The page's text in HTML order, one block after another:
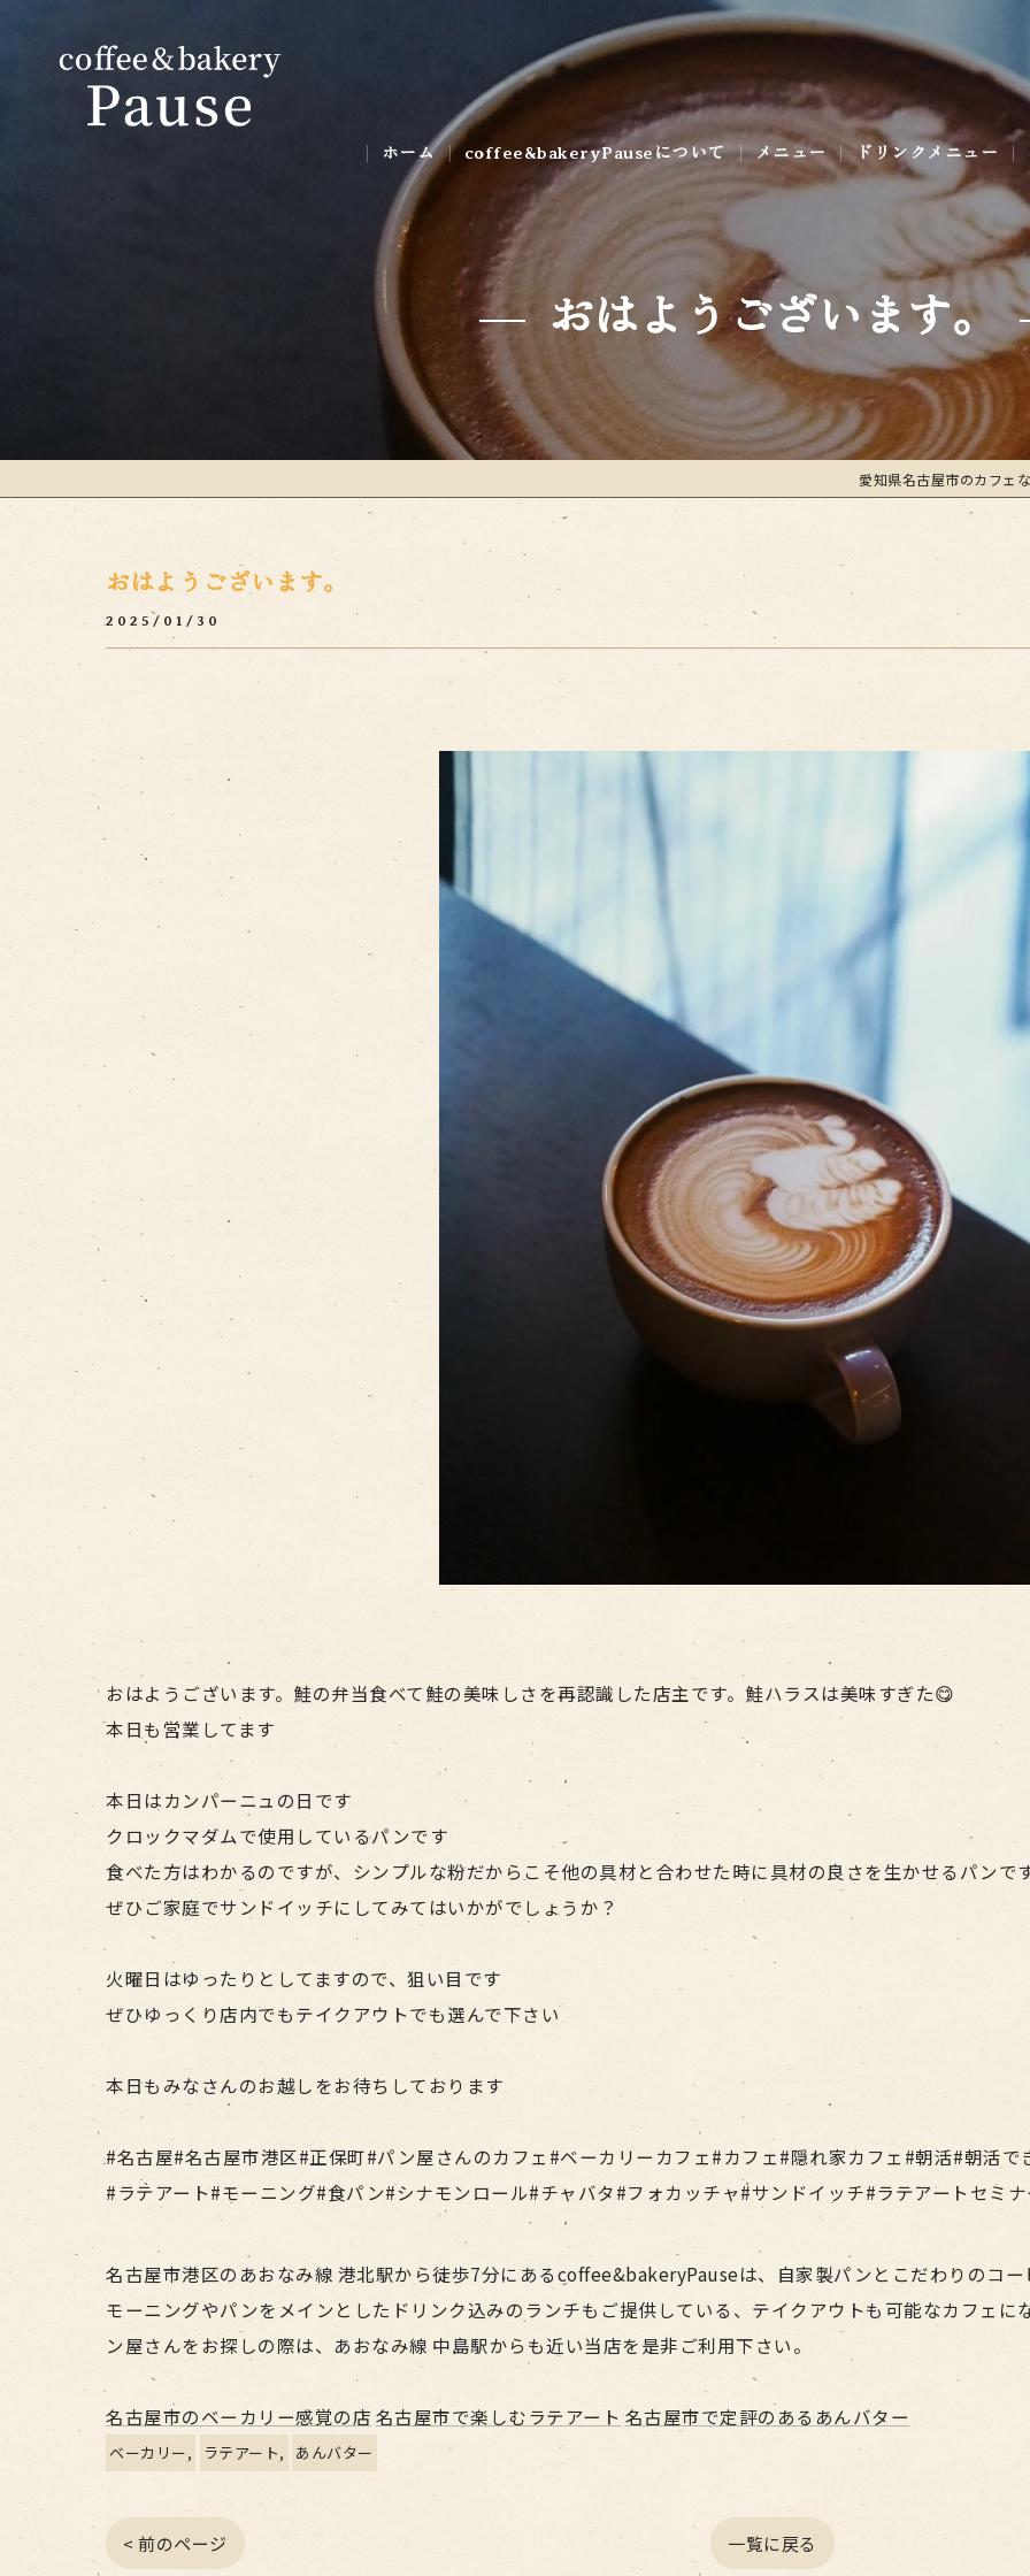
ホーム coffee&bakeryPauseについて
ギャラリー
メニュー ドリンクメニュー
おはようございます。
愛知県名古屋市のカフェ
おはようございます。
2025/01/30
おはようございます。鮭の弁当食べて鮭の美味しさを再認識した店主です。鮭ハラスは美味すぎた😋
本日も営業してます
本日はカンパーニュの日です
クロックマダムで使用しているパンです
食べた方はわかるのですが、シンプルな粉だからこそ他の具材と合わせた時に具材の良さを生かせるパンで
ぜひご家庭でサンドイッチにしてみてはいかがでしょうか？
火曜日はゆったりとしてますので、狙い目です
ぜひゆっくり店内でもテイクアウトでも選んで下さい
本日もみなさんのお越しをお待ちしております
#名古屋#名古屋市港区#正保町#パン屋さんのカフェ#ベーカリーカフェ#カフェ#隠れ家カフェ#朝活#朝活
#ラテアート#モーニング#食パン#シナモンロール#チャバタ#フォカッチャ#サンドイッチ#ラテアートセミ
名古屋市港区のあおなみ線 港北駅から徒歩7分にあるcoffee&bakeryPauseは、自家製パンとこだわりのコ
モーニングやパンをメインとしたドリンク込みのランチもご提供している、テイクアウトも可能なカフェに
ン屋さんをお探しの際は、あおなみ線 中島駅からも近い当店を是非ご利用下さい。
名古屋市のベーカリー感覚の店 名古屋市で楽しむラテアート 名古屋市で定評のあるあんバター
ベーカリー ラテアート あんバター
< 前のページ 一覧に戻る